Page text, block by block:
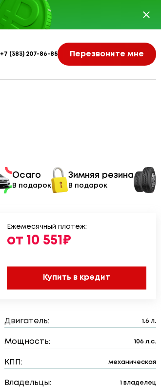
+7 (383) 207-86-85 Перезвоните мне
Осаго
В подарок
Зимняя резина
В подарок
Ежемесячный платеж:
от 10 551₽
Купить в кредит
Двигатель: 1.6 л.
Мощность: 106 л.с.
КПП: механическая
Владельцы: 1 владелец